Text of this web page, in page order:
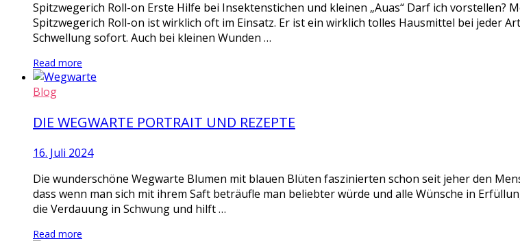
Spitzwegerich Roll-on Erste Hilfe bei Insektenstichen und kleinen „Auas“ Darf ich
Spitzwegerich Roll-on ist wirklich oft im Einsatz. Er ist ein wirklich tolles Hausmittel bei jeder
Schwellung sofort. Auch bei kleinen Wunden …
Read more
Blog
DIE WEGWARTE PORTRAIT UND REZEPTE
16. Juli 2024
Die wunderschöne Wegwarte Blumen mit blauen Blüten faszinierten schon seit jeher den
dass wenn man sich mit ihrem Saft beträufle man beliebter würde und alle Wünsche in
die Verdauung in Schwung und hilft …
Read more